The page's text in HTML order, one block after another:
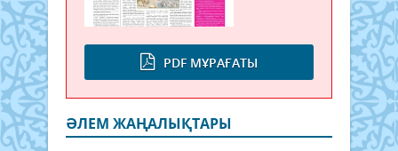
PDF МҰРАҒАТЫ
ӘЛЕМ ЖАҢАЛЫҚТАРЫ